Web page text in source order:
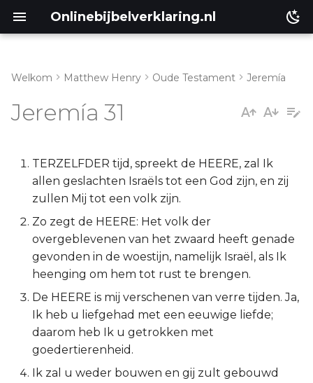
Onlinebijbelverklaring.nl
Jeremia 31:10-17
Jeremia 31:18-26
Jeremia 31:27-34
Jeremia 31:35-40
Lukas
Johannes
Handelingen
Romeinen
1 Korinthe
2 Korinthe
Galaten
Welkom Matthew Henry Oude Testament Jeremía
Jeremía 31
TERZELFDER tijd, spreekt de HEERE, zal Ik
allen geslachten Israëls tot een God zijn, en zij
zullen Mij tot een volk zijn.
Zo zegt de HEERE: Het volk der
overgeblevenen van het zwaard heeft genade
gevonden in de woestijn, namelijk Israël, als Ik
heenging om hem tot rust te brengen.
De HEERE is mij verschenen van verre tijden. Ja,
Ik heb u liefgehad met een eeuwige liefde;
daarom heb Ik u getrokken met
goedertierenheid.
Ik zal u weder bouwen en gij zult gebouwd